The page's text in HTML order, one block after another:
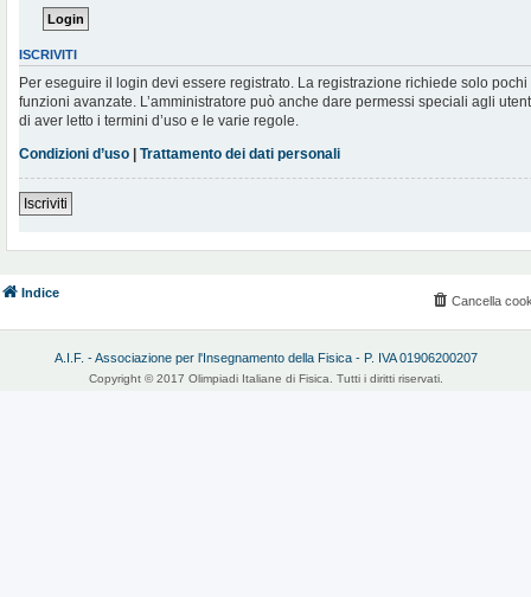
ISCRIVITI
Per eseguire il login devi essere registrato. La registrazione richiede solo
funzioni avanzate. L’amministratore può anche dare permessi speciali agli
di aver letto i termini d’uso e le varie regole.
Condizioni d’uso | Trattamento dei dati personali
Iscriviti
Indice
Cancella
A.I.F. - Associazione per l'Insegnamento della Fisica - P. IVA 01906200207
Copyright © 2017 Olimpiadi Italiane di Fisica. Tutti i diritti riservati.